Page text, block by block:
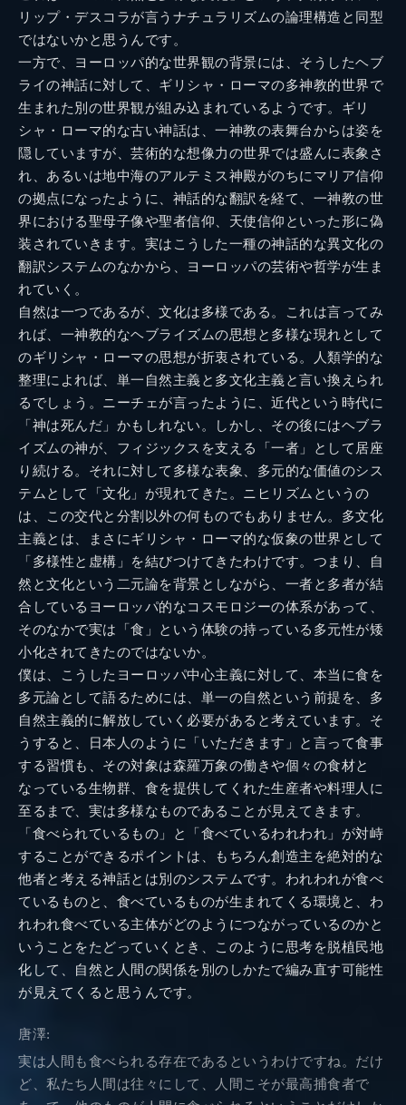
リップ・デスコラが言うナチュラリズムの論理構造と同型
ではないかと思うんです。
一方で、ヨーロッパ的な世界観の背景には、そうしたヘブ
ライの神話に対して、ギリシャ・ローマの多神教的世界で
生まれた別の世界観が組み込まれているようです。ギリ
シャ・ローマ的な古い神話は、一神教の表舞台からは姿を
隠していますが、芸術的な想像力の世界では盛んに表象さ
れ、あるいは地中海のアルテミス神殿がのちにマリア信仰
の拠点になったように、神話的な翻訳を経て、一神教の世
界における聖母子像や聖者信仰、天使信仰といった形に偽
装されていきます。実はこうした一種の神話的な異文化の
翻訳システムのなかから、ヨーロッパの芸術や哲学が生ま
れていく。
自然は一つであるが、文化は多様である。これは言ってみ
れば、一神教的なヘブライズムの思想と多様な現れとして
のギリシャ・ローマの思想が折衷されている。人類学的な
整理によれば、単一自然主義と多文化主義と言い換えられ
るでしょう。ニーチェが言ったように、近代という時代に
「神は死んだ」かもしれない。しかし、その後にはヘブラ
イズムの神が、フィジックスを支える「一者」として居座
り続ける。それに対して多様な表象、多元的な価値のシス
テムとして「文化」が現れてきた。ニヒリズムというの
は、この交代と分割以外の何ものでもありません。多文化
主義とは、まさにギリシャ・ローマ的な仮象の世界として
「多様性と虚構」を結びつけてきたわけです。つまり、自
然と文化という二元論を背景としながら、一者と多者が結
合しているヨーロッパ的なコスモロジーの体系があって、
そのなかで実は「食」という体験の持っている多元性が矮
小化されてきたのではないか。
僕は、こうしたヨーロッパ中心主義に対して、本当に食を
多元論として語るためには、単一の自然という前提を、多
自然主義的に解放していく必要があると考えています。そ
うすると、日本人のように「いただきます」と言って食事
する習慣も、その対象は森羅万象の働きや個々の食材と
なっている生物群、食を提供してくれた生産者や料理人に
至るまで、実は多様なものであることが見えてきます。
「食べられているもの」と「食べているわれわれ」が対峙
することができるポイントは、もちろん創造主を絶対的な
他者と考える神話とは別のシステムです。われわれが食べ
ているものと、食べているものが生まれてくる環境と、わ
れわれ食べている主体がどのようにつながっているのかと
いうことをたどっていくとき、このように思考を脱植民地
化して、自然と人間の関係を別のしかたで編み直す可能性
が見えてくると思うんです。
唐澤:
実は人間も食べられる存在であるというわけですね。だけ
ど、私たち人間は往々にして、人間こそが最高捕食者で